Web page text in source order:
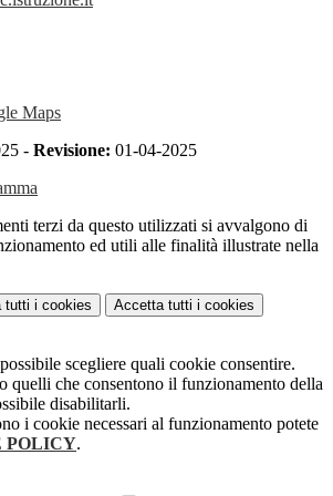
Maps
- Revisione: 01-04-2025
terzi da questo utilizzati si avvalgono di
ed utili alle finalità illustrate nella
tutti i cookies Accetta tutti i cookies
scegliere quali cookie consentire.
quelli che consentono il funzionamento della
disabilitarli.
i cookie necessari al funzionamento potete
POLICY.